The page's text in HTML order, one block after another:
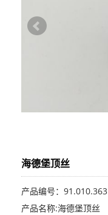
海德堡顶丝
产品编号：91.010.363
产品名称:海德堡顶丝